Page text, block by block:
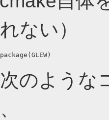
ない）
のような